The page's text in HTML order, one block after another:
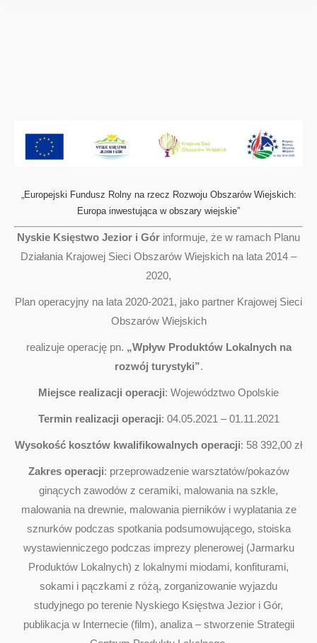
„Europejski Fundusz Rolny na rzecz Rozwoju Obszarów Wiejskich:
Europa inwestująca w obszary wiejskie”
Nyskie Księstwo Jezior i Gór informuje, że w ramach Planu
Działania Krajowej Sieci Obszarów Wiejskich na lata 2014 –
2020,
Plan operacyjny na lata 2020-2021, jako partner Krajowej Sieci
Obszarów Wiejskich
realizuje operację pn. „Wpływ Produktów Lokalnych na
rozwój turystyki”.
Miejsce realizacji operacji: Województwo Opolskie
Termin realizacji operacji: 04.05.2021 – 01.11.2021
Wysokość kosztów kwalifikowalnych operacji: 58 392,00 zł
Zakres operacji: przeprowadzenie warsztatów/pokazów
ginących zawodów z ceramiki, malowania na szkle,
malowania na drewnie, malowania pierników i wyplatania ze
sznurków podczas spotkania podsumowującego, stoiska
wystawienniczego podczas imprezy plenerowej (Jarmarku
Produktów Lokalnych) z lokalnymi miodami, konfiturami,
sokami i pączkami z różą, zorganizowanie wyjazdu
studyjnego po terenie Nyskiego Księstwa Jezior i Gór,
publikacja w Internecie (film), analiza – stworzenie Strategii